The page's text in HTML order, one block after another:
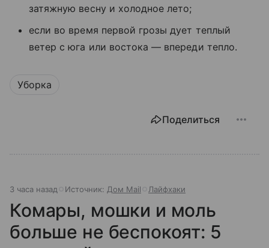
затяжную весну и холодное лето;
если во время первой грозы дует теплый
ветер с юга или востока — впереди тепло.
Уборка
Поделиться
3 часа назад Источник: Дом Mail Лайфхаки
Комары, мошки и моль
больше не беспокоят: 5